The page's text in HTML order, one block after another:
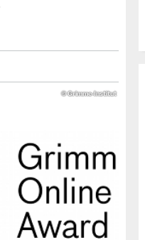
© Grimme-Institut